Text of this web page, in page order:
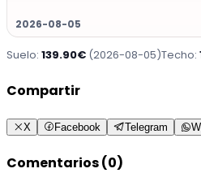
2026-08-05
Suelo: 139.90€ (2026-08-05)Techo:
Compartir
X Facebook Telegram
Comentarios (0)